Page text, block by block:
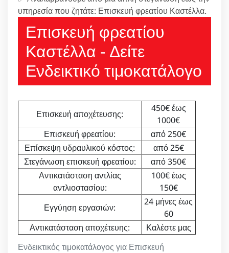
υπηρεσία που ζητάτε: Επισκευή φρεατίου Καστέλλα.
Επισκευή φρεατίου
Καστέλλα - Δείτε
Ενδεικτικό τιμοκατάλογο
Ενδεικτικός τιμοκατάλογος για Επισκευή
Επισκευή αποχέτευσης:
450€ έως
1000€
Επισκευή φρεατίου:
από 250€
Επίσκεψη υδραυλικού κόστος:
από 25€
Στεγάνωση επισκευή φρεατίου:
από 350€
Αντικατάσταση αντλίας
αντλιοστασίου:
100€ έως
150€
Εγγύηση εργασιών:
24 μήνες έως
60
Αντικατάσταση αποχέτευης:
Καλέστε μας